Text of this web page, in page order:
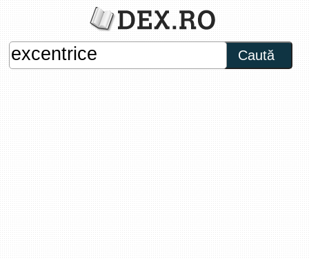
Caută